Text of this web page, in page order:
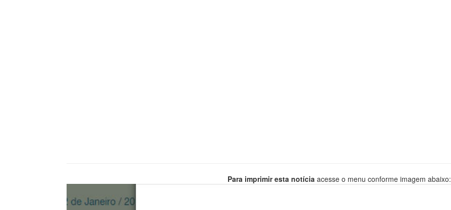
Para imprimir esta notíciaacesse o menu conforme imagem abaixo: